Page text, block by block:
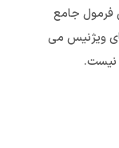
فرمول جامع
ویژنیس می
نیست.